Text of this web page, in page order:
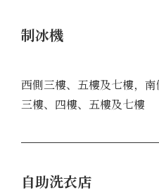
制冰機
西側三樓、五樓及七樓，
三樓、四樓、五樓及七樓
自助洗衣店